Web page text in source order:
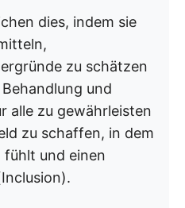
dies, indem sie
zu schätzen
und
alle zu gewährleisten
zu schaffen, in dem
und einen